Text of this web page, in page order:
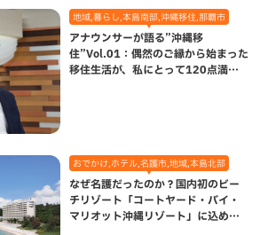
地域,暮らし,本島南部,沖縄移住,那覇市
アナウンサーが語る”沖縄移
住”Vol.01：偶然のご縁から始まった
移住生活が、私にとって120点満点
おでかけ,ホテル,名護市,地域,本島北部
なぜ名護だったのか？国内初のビー
チリゾート「コートヤード・バイ・
マリオット沖縄リゾート」に込めら